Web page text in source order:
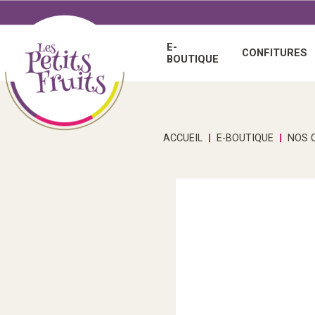
E-
BOUTIQUE
CONFITURES
ACCUEIL E-BOUTIQUE NOS